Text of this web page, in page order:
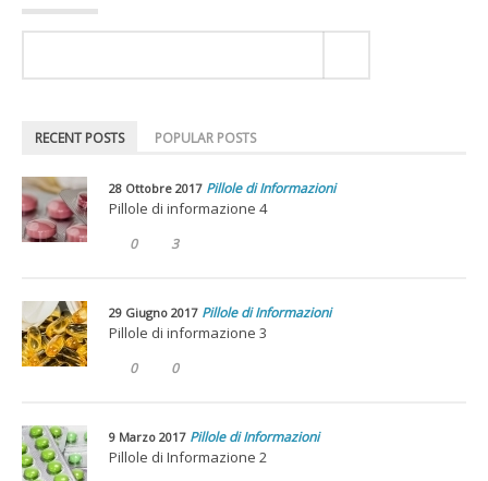
RECENT POSTS POPULAR POSTS
28 Ottobre 2017 Pillole di Informazioni
Pillole di informazione 4
0 3
29 Giugno 2017 Pillole di Informazioni
Pillole di informazione 3
0 0
9 Marzo 2017 Pillole di Informazioni
Pillole di Informazione 2